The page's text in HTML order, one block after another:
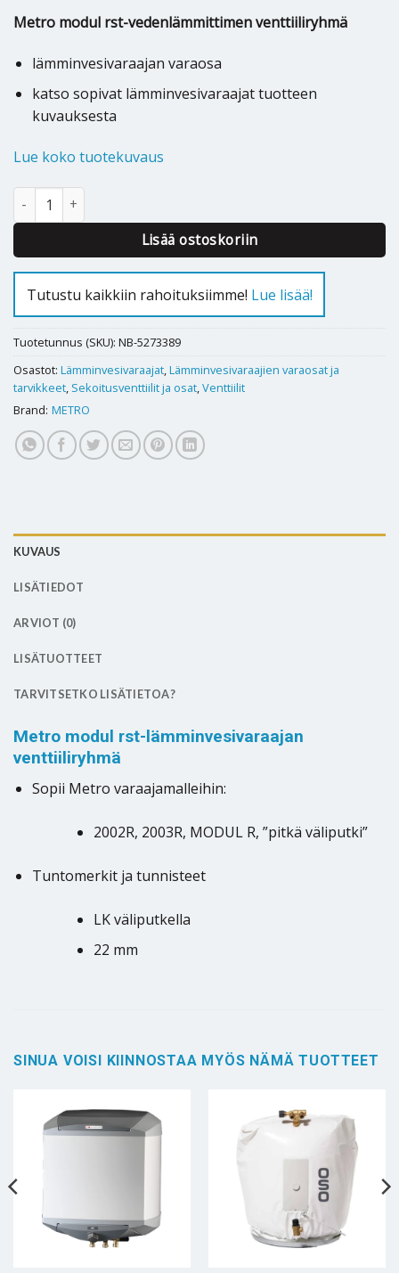
Metro modul rst-vedenlämmittimen venttiiliryhmä
lämminvesivaraajan varaosa
katso sopivat lämminvesivaraajat tuotteen
kuvauksesta
Lue koko tuotekuvaus
Metro modul rst-varaajan venttiiliryhmä - 2736853999 määrä
Lisää ostoskoriin
Tutustu kaikkiin rahoituksiimme! Lue lisää!
Tuotetunnus (SKU): NB-5273389
Osastot: Lämminvesivaraajat,Lämminvesivaraajien varaosat ja
tarvikkeet, Sekoitusventtiilit ja osat,Venttiilit
Brand: METRO
KUVAUS
LISÄTIEDOT
ARVIOT (0)
LISÄTUOTTEET
TARVITSETKO LISÄTIETOA?
Metro modul rst-lämminvesivaraajan
venttiiliryhmä
Sopii Metro varaajamalleihin:
2002R, 2003R, MODUL R, ”pitkä väliputki”
Tuntomerkit ja tunnisteet
LK väliputkella
22 mm
SINUA VOISI KIINNOSTAA MYÖS NÄMÄ TUOTTEET